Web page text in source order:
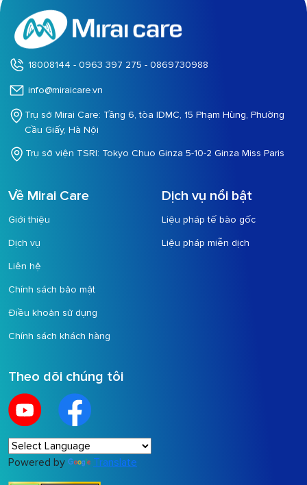
18008144 - 0963 397 275 - 0869730988
info@miraicare.vn
Trụ sở Mirai Care: Tầng 6, tòa IDMC, 15 Phạm Hùng, Phường
Cầu Giấy, Hà Nội
Trụ sở viện TSRI: Tokyo Chuo Ginza 5-10-2 Ginza Miss Paris
Về Mirai Care
Giới thiệu
Dịch vụ
Liên hệ
Chính sách bảo mật
Điều khoản sử dụng
Chính sách khách hàng
Dịch vụ nổi bật
Liệu pháp tế bào gốc
Liệu pháp miễn dịch
Theo dõi chúng tôi
Powered by Translate